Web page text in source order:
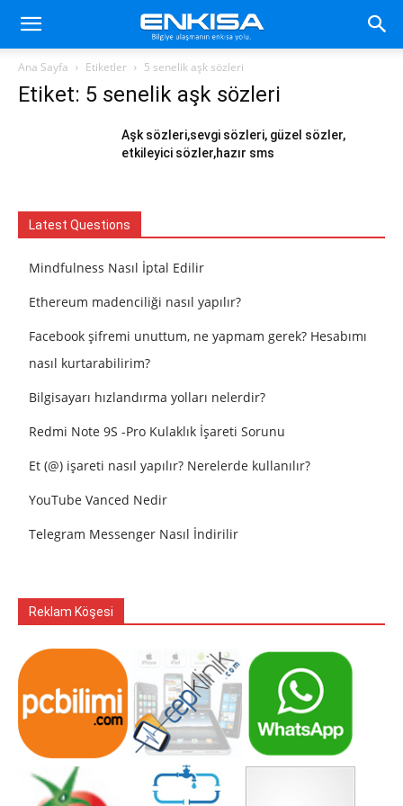
Ana Sayfa Etiketler 5 senelik aşk sözleri
Etiket: 5 senelik aşk sözleri
Aşk sözleri,sevgi sözleri, güzel sözler,
etkileyici sözler,hazır sms
Latest Questions
Mindfulness Nasıl İptal Edilir
Ethereum madenciliği nasıl yapılır?
Facebook şifremi unuttum, ne yapmam gerek? Hesabımı
nasıl kurtarabilirim?
Bilgisayarı hızlandırma yolları nelerdir?
Redmi Note 9S -Pro Kulaklık İşareti Sorunu
Et (@) işareti nasıl yapılır? Nerelerde kullanılır?
YouTube Vanced Nedir
Telegram Messenger Nasıl İndirilir
Reklam Köşesi